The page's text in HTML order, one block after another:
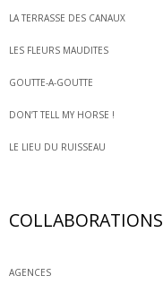
LA TERRASSE DES CANAUX
LES FLEURS MAUDITES
GOUTTE-A-GOUTTE
DON’T TELL MY HORSE !
LE LIEU DU RUISSEAU
COLLABORATIONS
AGENCES